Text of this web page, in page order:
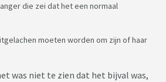
die zei dat het een normaal
moeten worden om zijn of haar
was niet te zien dat het bijval was,